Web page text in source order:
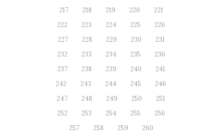
217
218 219 220
221
222
223 224 225
226
227
228 229 230
231
232
233 234 235
236
237
238 239 240
241
242
243 244 245
246
247
248 249 250
251
252
253 254 255
256
257
258 259 260